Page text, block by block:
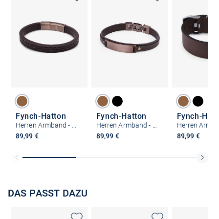
Fynch-Hatton
89,99 €
Fynch-Hatton
89,99 €
Fynch-
89,99 €
DAS PASST DAZU